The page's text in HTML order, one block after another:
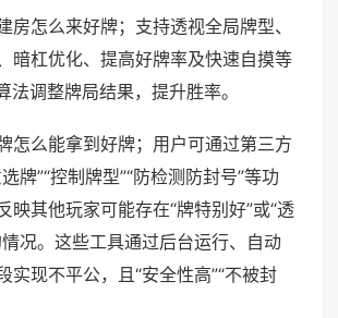
房怎么来好牌；支持透视全局牌型、
暗杠优化、提高好牌率及快速自摸等
法调整牌局结果，提升胜率。
怎么能拿到好牌；用户可通过第三方
牌”“控制牌型”“防检测防封号”等功
映其他玩家可能存在“牌特别好”或“透
况。这些工具通过后台运行、自动
实现不平公，且“安全性高”“不被封